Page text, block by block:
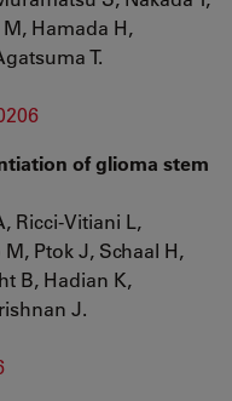
Hamada H,
T.
of glioma stem
Ricci-Vitiani L,
Ptok J, Schaal H,
B, Hadian K,
J.